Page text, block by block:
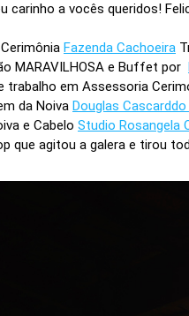
carinho a vocês queridos!
Fazenda Cachoeira
MARAVILHOSA e Buffet por
trabalho em Assessoria
da Noiva Douglas Cascarddo
e Cabelo Studio Rosangela
que agitou a galera e tirou